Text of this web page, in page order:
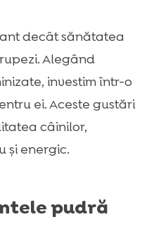
decât sănătatea
Alegând
investim într-o
ei. Aceste gustări
câinilor,
și energic.
pudră